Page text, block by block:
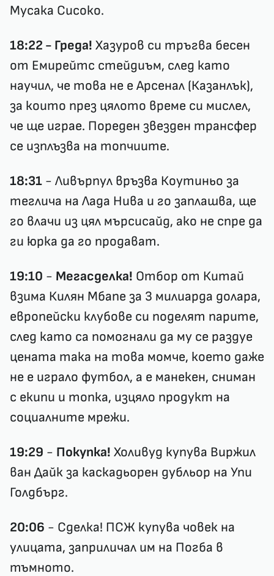
Мусака Сисоко.
18:22 - Греда! Хазуров си тръгва бесен
от Емирейтс стейдиъм, след като
научил, че това не е Арсенал (Казанлък),
за които през цялото време си мислел,
че ще играе. Пореден звезден трансфер
се изплъзва на топчиите.
18:31 - Ливърпул връзва Коутиньо за
теглича на Лада Нива и го заплашва, ще
го влачи из цял мърсисайд, ако не спре да
ги юрка да го продават.
19:10 - Мегасделка! Отбор от Китай
взима Килян Мбапе за 3 милиарда долара,
европейски клубове си поделят парите,
след като са помогнали да му се раздуе
цената така на това момче, което даже
не е играло футбол, а е манекен, сниман
с екипи и топка, изцяло продукт на
социалните мрежи.
19:29 - Покупка! Холивуд купува Виржил
ван Дайк за каскадьорен дубльор на Упи
Голдбърг.
20:06 - Сделка! ПСЖ купува човек на
улицата, заприличал им на Погба в
тъмното.